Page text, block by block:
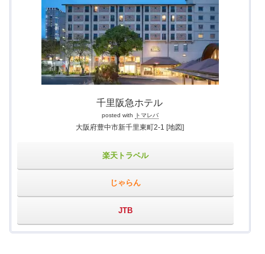
千里阪急ホテル
posted with トマレバ
大阪府豊中市新千里東町2-1 [地図]
楽天トラベル
じゃらん
JTB